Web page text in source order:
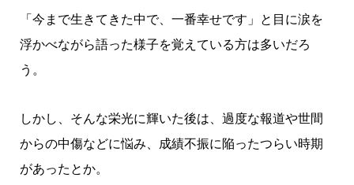
「今まで生きてきた中で、一番幸せです」と目に涙を
浮かべながら語った様子を覚えている方は多いだろ
う。
しかし、そんな栄光に輝いた後は、過度な報道や世間
からの中傷などに悩み、成績不振に陥ったつらい時期
があったとか。